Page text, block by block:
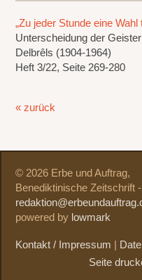
„Zu jeder Stunde eine Wahl
Unterscheidung der
Delbrêls (1904-1964)
Heft 3/22, Seite 269-280
« zurück
© 2026 Erbe und Auftrag,
Benediktinische Zeitschrift
powered by lowmark
Kontakt / Impressum
Seite